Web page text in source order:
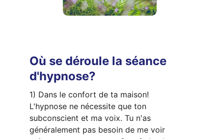
Où se déroule la séance
d'hypnose?
1) Dans le confort de ta maison!
L'hypnose ne nécessite que ton
subconscient et ma voix. Tu n'as
généralement pas besoin de me voir